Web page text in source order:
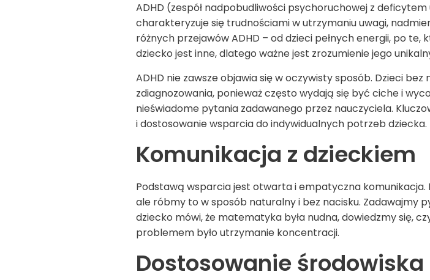
ADHD (zespół nadpobudliwości psychoruchowej z deficytem
charakteryzuje się trudnościami w utrzymaniu uwagi,
różnych przejawów ADHD – od dzieci pełnych energii, po
dziecko jest inne, dlatego ważne jest zrozumienie jego
ADHD nie zawsze objawia się w oczywisty sposób. Dzieci
zdiagnozowania, ponieważ często wydają się być ciche i
nieświadome pytania zadawanego przez nauczyciela.
i dostosowanie wsparcia do indywidualnych potrzeb dziecka.
Komunikacja z dzieckiem
Podstawą wsparcia jest otwarta i empatyczna
ale róbmy to w sposób naturalny i bez nacisku. Zadawajmy
dziecko mówi, że matematyka była nudna, dowiedzmy się,
problemem było utrzymanie koncentracji.
Dostosowanie środowiska